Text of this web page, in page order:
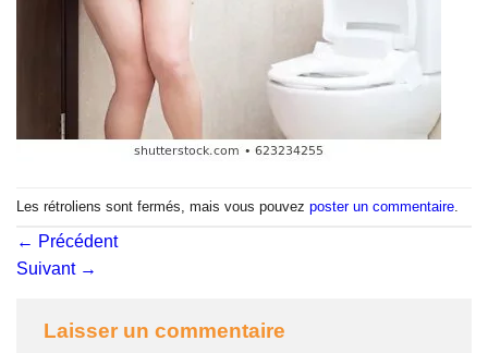
Les rétroliens sont fermés, mais vous pouvez poster un commentaire
← Précédent
Suivant →
Laisser un commentaire